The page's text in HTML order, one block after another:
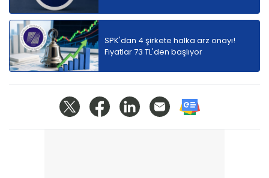
SPK'dan 4 şirkete halka arz onayı!
Fiyatlar 73 TL'den başlıyor